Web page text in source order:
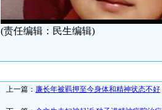
(责任编辑：民生编辑)
上一篇： 廉长年被羁押至今身体和精神状态不好